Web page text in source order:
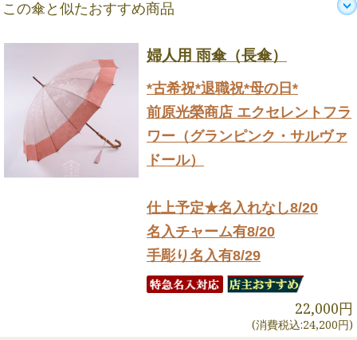
この傘と似たおすすめ商品
婦人用 雨傘（長傘）
*古希祝*退職祝*母の日*
前原光榮商店 エクセレントフラ
ワー（グランピンク・サルヴァ
ドール）
仕上予定★名入れなし8/20
名入チャーム有8/20
手彫り名入有8/29
22,000円
(消費税込:24,200円)